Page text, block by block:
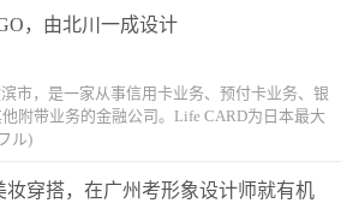
，由北川一成设计
市，是一家从事信用卡业务、预付卡业务、银
附带业务的金融公司。Life CARD为日本最大
ル)
妆穿搭，在广州考形象设计师就有机